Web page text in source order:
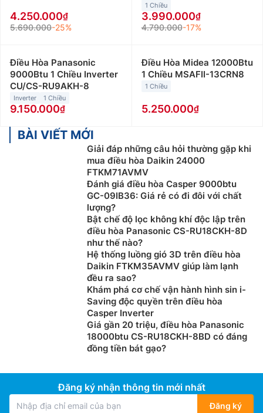
4.250.000
5.690.000-25%
1 Chiều
3.990.000
4.790.000-17%
Điều Hòa Panasonic
9000Btu 1 Chiều Inverter
CU/CS-RU9AKH-8
Inverter 1 Chiều
9.150.000
Điều Hòa Midea 12000Btu
1 Chiều MSAFII-13CRN8
1 Chiều
5.250.000
BÀI VIẾT MỚI
Giải đáp những câu hỏi thường gặp khi
mua điều hòa Daikin 24000
FTKM71AVMV
Đánh giá điều hòa Casper 9000btu
GC-09IB36: Giá rẻ có đi đôi với chất
lượng?
Bật chế độ lọc không khí độc lập trên
điều hòa Panasonic CS-RU18CKH-8D
như thế nào?
Hệ thống luồng gió 3D trên điều hòa
Daikin FTKM35AVMV giúp làm lạnh
đều ra sao?
Khám phá cơ chế vận hành hình sin i-
Saving độc quyền trên điều hòa
Casper Inverter
Giá gần 20 triệu, điều hòa Panasonic
18000btu CS-RU18CKH-8BD có đáng
đồng tiền bát gạo?
Đăng ký nhận thông tin mới nhất
Đăng ký